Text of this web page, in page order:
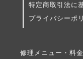
特定商取引法に
プライバシーポ
修理メニュー・料金